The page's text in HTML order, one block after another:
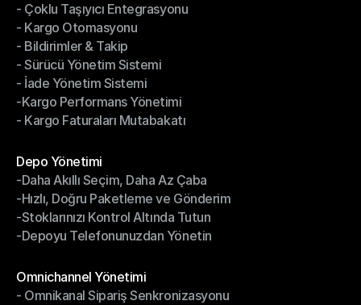
- İndirimli Fiyatlarla Gönderim
- Çoklu Taşıyıcı Entegrasyonu
- Çoklu Taşıyıcı Entegrasyonu
- Kargo Otomasyonu
- Kargo Otomasyonu
- Bildirimler & Takip
- Bildirimler & Takip
- Sürücü Yönetim Sistemi
- Sürücü Yönetim Sistemi
- İade Yönetim Sistemi
- İade Yönetim Sistemi
-Kargo Performans Yönetimi
-Kargo Performans Yönetimi
- Kargo Faturaları Mutabakatı
Depo Yönetimi
Depo Yönetimi
-Daha Akıllı Seçim, Daha Az Çaba
-Daha Akıllı Seçim, Daha Az Çaba
-Hızlı, Doğru Paketleme ve Gönderim
-Hızlı, Doğru Paketleme ve Gönderim
-Stoklarınızı Kontrol Altında Tutun
-Stoklarınızı Kontrol Altında Tutun
-Depoyu Telefonunuzdan Yönetin
Omnichannel Yönetimi
Omnichannel Yönetimi
- Omnikanal Sipariş Senkronizasyonu